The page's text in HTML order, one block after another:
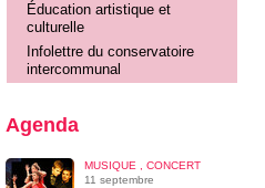
Éducation artistique et
culturelle
Infolettre du conservatoire
intercommunal
Agenda
MUSIQUE , CONCERT
11 septembre